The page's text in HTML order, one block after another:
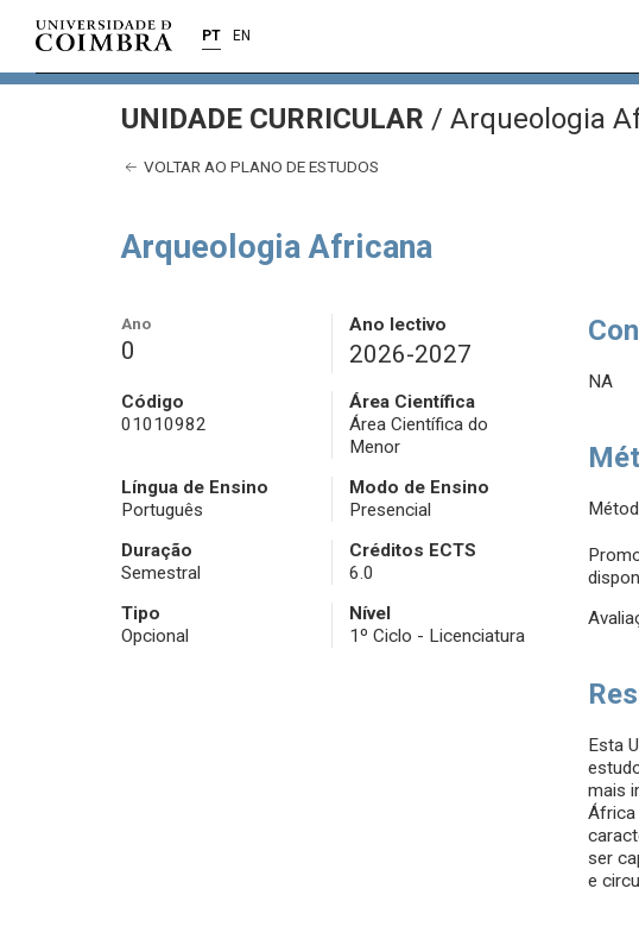
PT EN
UNIDADE CURRICULAR / Arqueologia
VOLTAR AO PLANO DE ESTUDOS
Arqueologia Africana
Ano
0
Ano lectivo
2026-2027
Código
01010982
Área Científica
Área Científica do
Menor
Língua de Ensino
Português
Modo de Ensino
Presencial
Duração
Semestral
Créditos ECTS
6.0
Tipo
Opcional
Nível
1º Ciclo - Licenciatura
NA
Esta
mais
África
ser
e